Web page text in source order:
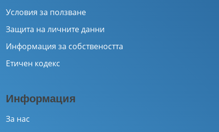
Условия за ползване
Защита на личните данни
Информация за собствеността
Етичен кодекс
Информация
За нас